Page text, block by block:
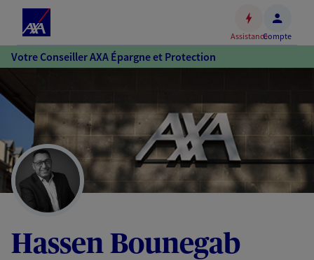
Accéder
au
Accéder
au
pied
de
page
AssistanceCompte
Votre Conseiller AXA Épargne et Protection
Hassen Bounegab